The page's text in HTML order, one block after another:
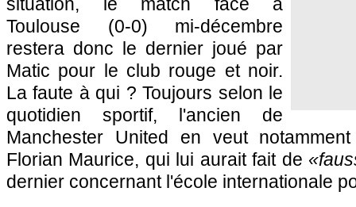
Toulouse (0-0) mi-décembre
restera donc le dernier joué par
Matic pour le club rouge et noir.
La faute à qui ? Toujours selon le
quotidien sportif, l'ancien de
Manchester United en veut
Florian Maurice, qui lui aurait fait de
dernier concernant l'école internationale